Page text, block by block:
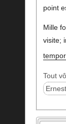
point
Mille
visite;
Tout